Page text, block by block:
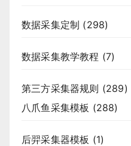
数据采集定制 (298)
数据采集教学教程 (7)
第三方采集器规则 (289)
八爪鱼采集模板 (288)
后羿采集器模板 (1)